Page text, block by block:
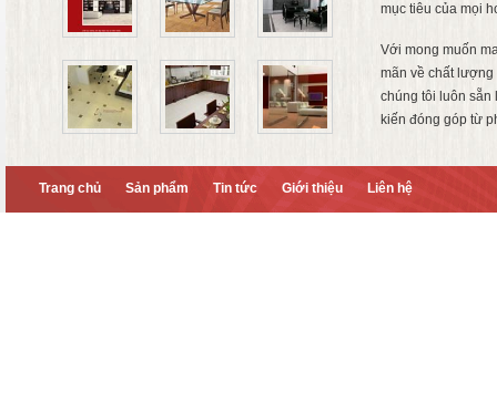
mục tiêu của mọi
Với mong muốn
mãn về chất
chúng tôi luôn sẵn
kiến đóng góp từ
Trang chủ Sản phẩm Tin tức Giới thiệu Liên hệ